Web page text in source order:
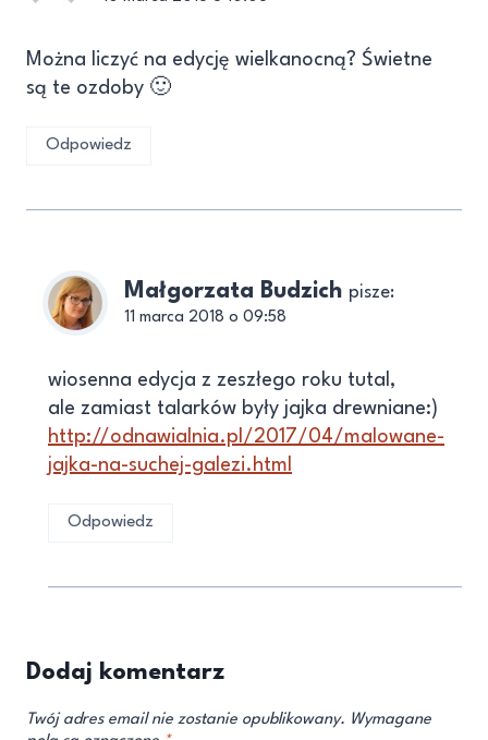
Można liczyć na edycję wielkanocną? Świetne
są te ozdoby 🙂
Odpowiedz
Małgorzata Budzich pisze:
11 marca 2018 o 09:58
wiosenna edycja z zeszłego roku tutal,
ale zamiast talarków były jajka drewniane:)
http://odnawialnia.pl/2017/04/malowane-
jajka-na-suchej-galezi.html
Odpowiedz
Dodaj komentarz
Twój adres email nie zostanie opublikowany. Wymagane